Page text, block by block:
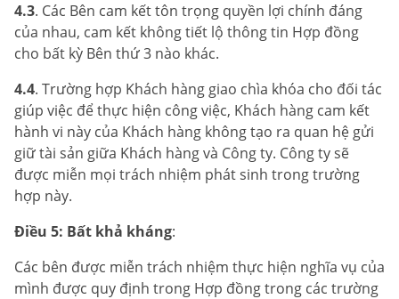
4.3. Các Bên cam kết tôn trọng quyền lợi chính đáng
của nhau, cam kết không tiết lộ thông tin Hợp đồng
cho bất kỳ Bên thứ 3 nào khác.
4.4. Trường hợp Khách hàng giao chìa khóa cho đối tác
giúp việc để thực hiện công việc, Khách hàng cam kết
hành vi này của Khách hàng không tạo ra quan hệ gửi
giữ tài sản giữa Khách hàng và Công ty. Công ty sẽ
được miễn mọi trách nhiệm phát sinh trong trường
hợp này.
Điều 5: Bất khả kháng:
Các bên được miễn trách nhiệm thực hiện nghĩa vụ của
mình được quy định trong Hợp đồng trong các trường